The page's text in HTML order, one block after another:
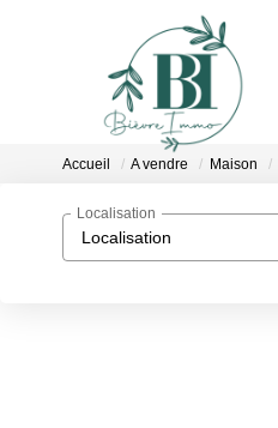
Accueil A vendre Maison
Localisation
Localisation